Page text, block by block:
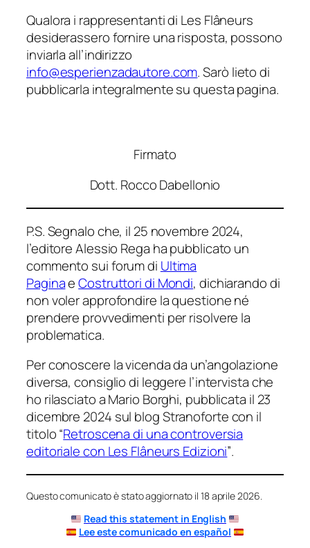
Qualora i rappresentanti di Les Flâneurs
desiderassero fornire una risposta, possono
inviarla all’indirizzo
info@esperienzadautore.com. Sarò lieto di
pubblicarla integralmente su questa pagina.
Firmato
Dott. Rocco Dabellonio
P.S. Segnalo che, il 25 novembre 2024,
l’editore Alessio Rega ha pubblicato un
commento sui forum di Ultima
PaginaeCostruttori di Mondi, dichiarando di
non voler approfondire la questione né
prendere provvedimenti per risolvere la
problematica.
Per conoscere la vicenda da un’angolazione
diversa, consiglio di leggere l’intervista che
ho rilasciato a Mario Borghi, pubblicata il 23
dicembre 2024 sul blogStranofortecon il
titolo“Retroscena di una controversia
editoriale con Les Flâneurs Edizioni”.
Questo comunicato è stato aggiornato il 18 aprile 2026.
Read this statement in English
Lee este comunicado en español